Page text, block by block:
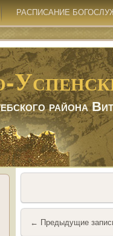
РАСПИСАНИЕ
района
← Предыдущие